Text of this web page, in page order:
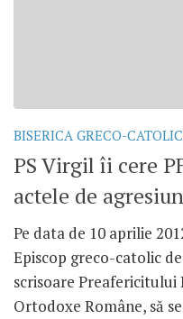
BISERICA GRECO-
PS Virgil îi cere
actele de
Pe data de 10 aprilie
Episcop greco-catolic
scrisoare
Ortodoxe Române, să